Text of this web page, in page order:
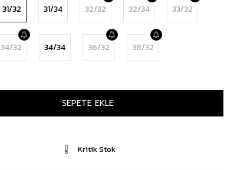
31/32 31/34 32/32 32/34 33/32
34/32 34/34 36/32 38/32
Kritik Stok